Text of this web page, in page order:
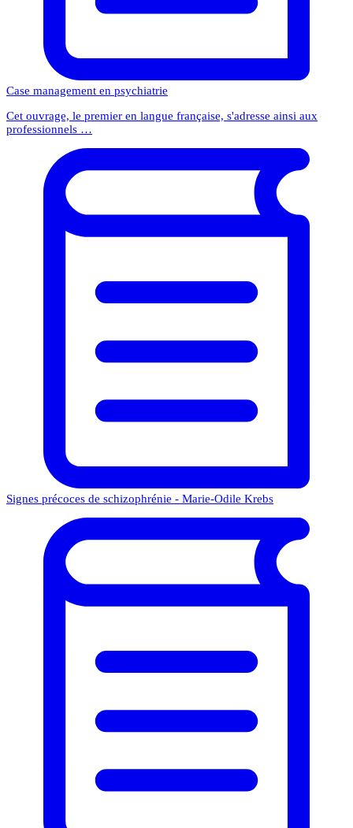
Case management en psychiatrie
Cet ouvrage, le premier en langue française, s'adresse ainsi aux
professionnels …
Signes précoces de schizophrénie - Marie-Odile Krebs